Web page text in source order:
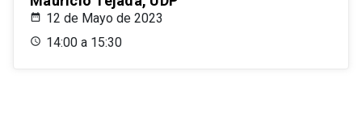
12 de Mayo de 2023
14:00 a 15:30